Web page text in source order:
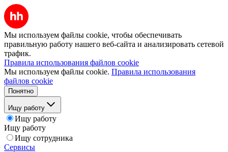
Мы используем файлы cookie, чтобы обеспечивать
правильную работу нашего веб-сайта и анализировать сетевой
трафик.
Правила использования файлов cookie
Мы используем файлы cookie. Правила использования
файлов cookie
Понятно
Ищу работу
Ищу работу
Ищу работу
Ищу сотрудника
Сервисы